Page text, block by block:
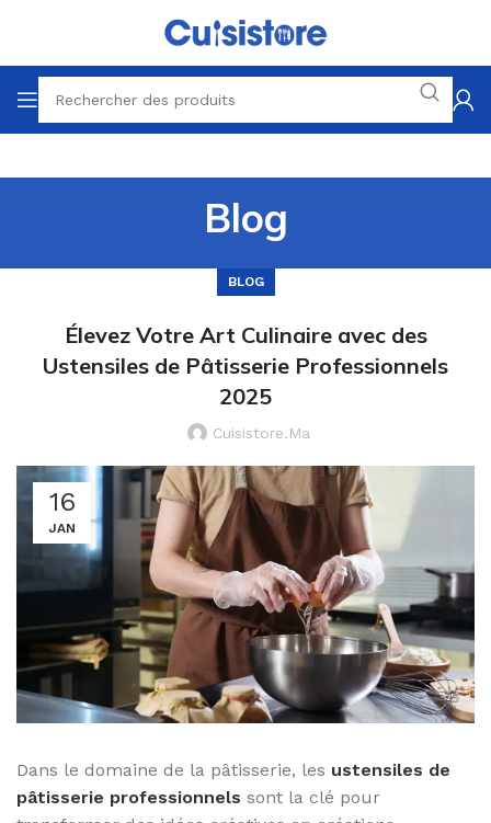
Blog
BLOG
Élevez Votre Art Culinaire avec des
Ustensiles de Pâtisserie Professionnels
2025
Cuisistore.ma
16
JAN
Dans le domaine de la pâtisserie, les ustensiles de
pâtisserie professionnels sont la clé pour